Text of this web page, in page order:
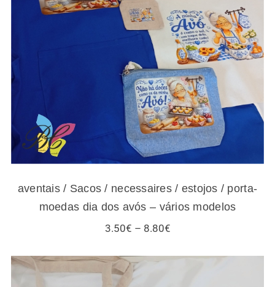
aventais / Sacos / necessaires / estojos /
porta-moedas dia dos avós – vários modelos
aventais / Sacos / necessaires / estojos / porta-
moedas dia dos avós – vários modelos
3.50€ – 8.80€Price